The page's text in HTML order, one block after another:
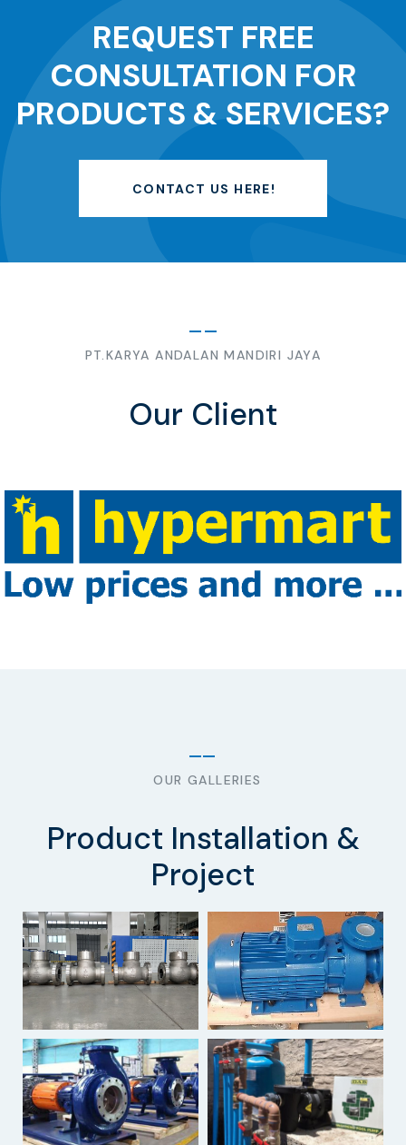
REQUEST FREE
CONSULTATION FOR
PRODUCTS & SERVICES?
CONTACT US HERE!
PT.KARYA ANDALAN MANDIRI JAYA
Our Client
OUR GALLERIES
Product Installation &
Project